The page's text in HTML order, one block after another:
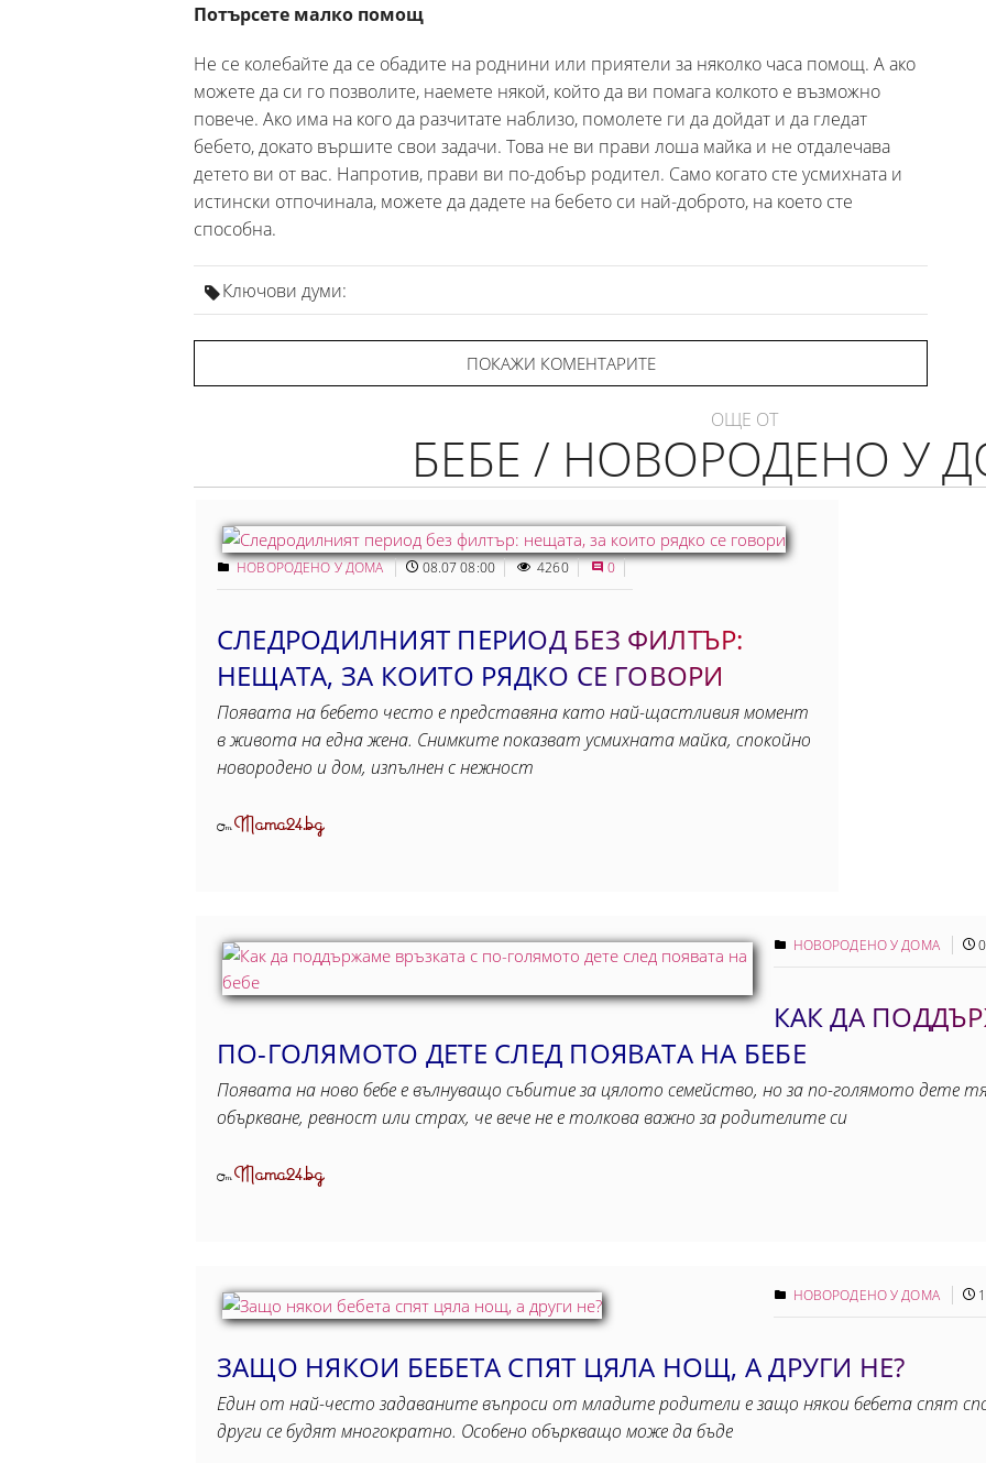
Потърсете малко помощ
Не се колебайте да се обадите на роднини или приятели за няколко часа помощ. А ако
можете да си го позволите, наемете някой, който да ви помага колкото е възможно
повече. Ако има на кого да разчитате наблизо, помолете ги да дойдат и да гледат
бебето, докато вършите свои задачи. Това не ви прави лоша майка и не отдалечава
детето ви от вас. Напротив, прави ви по-добър родител. Само когато сте усмихната и
истински отпочинала, можете да дадете на бебето си най-доброто, на което сте
способна.
Ключови думи:
ПОКАЖИ КОМЕНТАРИТЕ
ОЩЕ ОТ
БЕБЕ / НОВОРОДЕНО У
НОВОРОДЕНО У ДОМА 08.07 08:00 4260 0
СЛЕДРОДИЛНИЯТ ПЕРИОД БЕЗ ФИЛТЪР:
НЕЩАТА, ЗА КОИТО РЯДКО СЕ ГОВОРИ
Появата на бебето често е представяна като най-щастливия момент
в живота на една жена. Снимките показват усмихната майка, спокойно
новородено и дом, изпълнен с нежност
ОтMama24.bg
НОВОРОДЕНО У ДОМА
КАК ДА
ПО-ГОЛЯМОТО ДЕТЕ СЛЕД ПОЯВАТА НА БЕБЕ
Появата на ново бебе е вълнуващо събитие за цялото семейство, но за по-голямото дете
объркване, ревност или страх, че вече не е толкова важно за родителите си
ОтMama24.bg
НОВОРОДЕНО У ДОМА
ЗАЩО НЯКОИ БЕБЕТА СПЯТ ЦЯЛА НОЩ, А ДРУГИ НЕ?
Един от най-често задаваните въпроси от младите родители е защо някои бебета спят
други се будят многократно. Особено объркващо може да бъде